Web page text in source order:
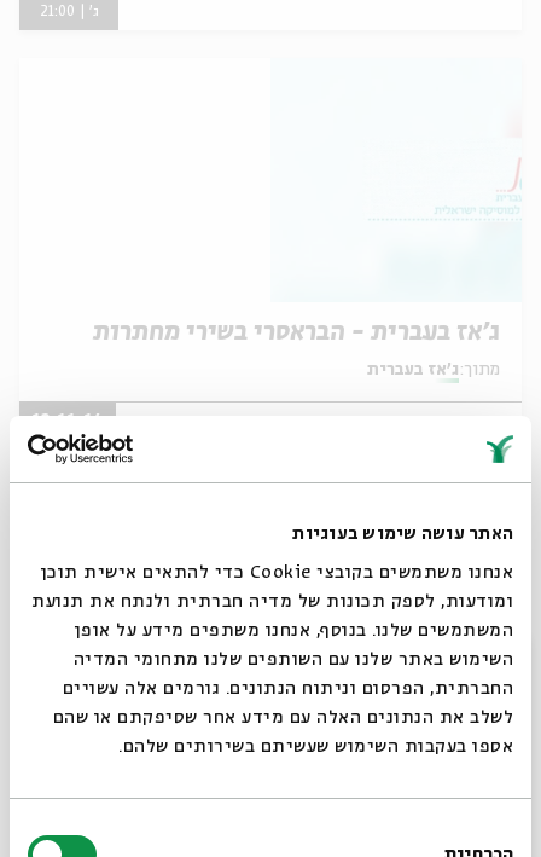
האתר עושה שימוש בעוגיות
אנחנו משתמשים בקובצי Cookie כדי להתאים אישית תוכן
ומודעות, לספק תכונות של מדיה חברתית ולנתח את תנועת
המשתמשים שלנו. בנוסף, אנחנו משתפים מידע על אופן
השימוש באתר שלנו עם השותפים שלנו מתחומי המדיה
החברתית, הפרסום וניתוח הנתונים. גורמים אלה עשויים
לשלב את הנתונים האלה עם מידע אחר שסיפקתם או שהם
אספו בעקבות השימוש שעשיתם בשירותים שלהם.
ג' | 21:00
ג'אז בעברית - הבראסרי בשירי מחתרות
מתוך: ג'אז בעברית
13.11.14
ה' | 21:00
מתוך:ג'אז בעברית
26.02.14
סגור